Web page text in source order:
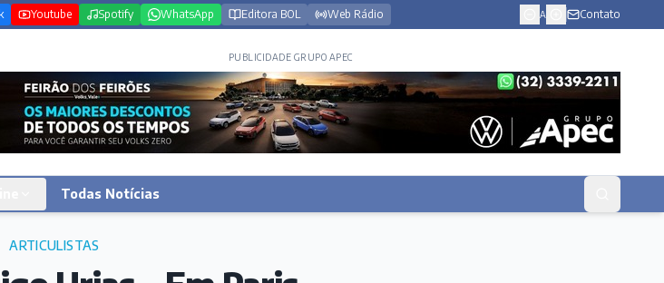
Youtube Spotify WhatsApp Editora BOL Web Rádio A Contato
PUBLICIDADE GRUPO APEC
Todas Notícias
ARTICULISTAS